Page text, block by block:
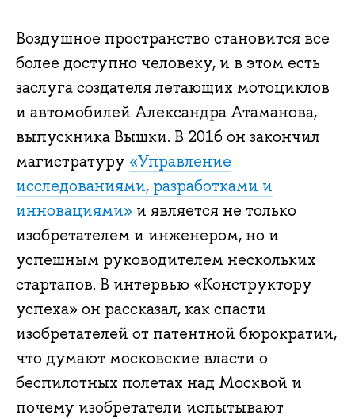
Воздушное пространство становится все
более доступно человеку, и в этом есть
заслуга создателя летающих мотоциклов
и автомобилей Александра Атаманова,
выпускника Вышки. В 2016 он закончил
магистратуру «Управление
исследованиями, разработками и
инновациями» и является не только
изобретателем и инженером, но и
успешным руководителем нескольких
стартапов. В интервью «Конструктору
успеха» он рассказал, как спасти
изобретателей от патентной бюрократии,
что думают московские власти о
беспилотных полетах над Москвой и
почему изобретатели испытывают